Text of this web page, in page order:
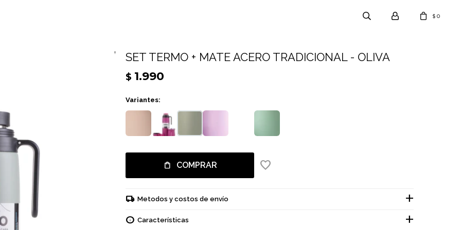
$ 0
SET TERMO + MATE ACERO TRADICIONAL - OLIVA
$ 1.990
Variantes:
COMPRAR
Metodos y costos de envío
Características